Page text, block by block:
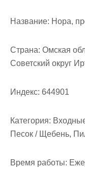
Название: Нора,
Страна: Омская
Советский округ
Индекс: 644901
Категория:
Песок / Щебень,
Время работы: